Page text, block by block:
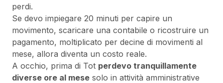
perdi.
Se devo impiegare 20 minuti per capire un
movimento, scaricare una contabile o ricostruire un
pagamento, moltiplicato per decine di movimenti al
mese, allora diventa un costo reale.
A occhio, prima di Tot perdevo tranquillamente
diverse ore al mese solo in attività amministrative